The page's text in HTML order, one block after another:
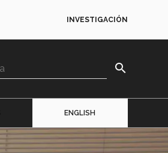
INVESTIGACIÓN
search
ENGLISH